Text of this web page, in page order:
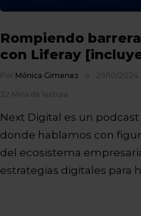
Rompiendo
con Liferay
Por Mónica Gimenez 29/10/2024
32 Mins de lectura
Next Digital es un
donde hablamos con
del ecosistema
estrategias digitales para